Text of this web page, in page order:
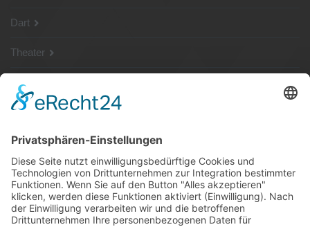
Dart
Theater
SG Shop
Sponsoren
Kontakt
Social Media